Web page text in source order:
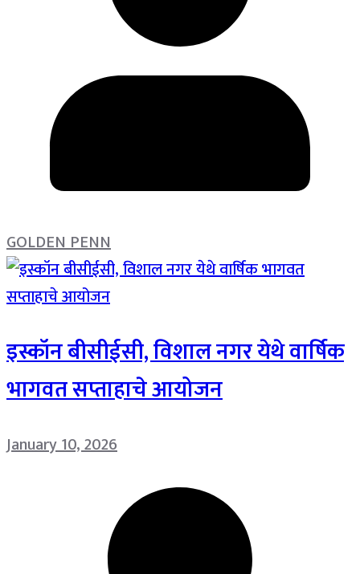
GOLDEN PENN
इस्कॉन बीसीईसी, विशाल नगर येथे वार्षिक
भागवत सप्ताहाचे आयोजन
January 10, 2026